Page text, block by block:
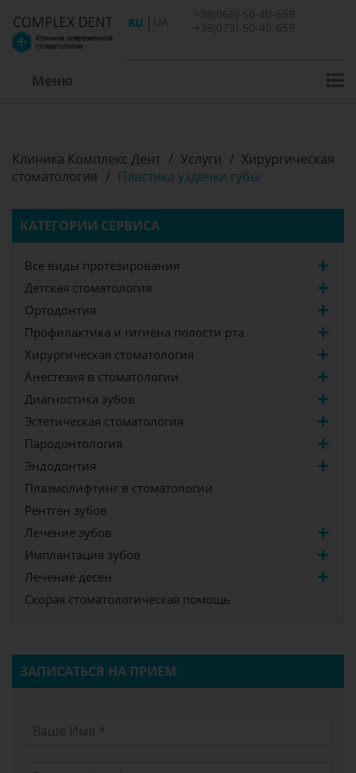
RU UA
+38(068)-50-40-659
+38(073)-50-40-659
Меню
Клиника Комплекс Дент / Услуги / Хирургическая
стоматология / Пластика уздечки губы
КАТЕГОРИИ СЕРВИСА
Все виды протезирования
Детская стоматология
Ортодонтия
Профилактика и гигиена полости рта
Хирургическая стоматология
Анестезия в стоматологии
Диагностика зубов
Эстетическая стоматология
Пародонтология
Эндодонтия
Плазмолифтинг в стоматологии
Рентген зубов
Лечение зубов
Имплантация зубов
Лечение десен
Скорая стоматологическая помощь
ЗАПИСАТЬСЯ НА ПРИЕМ: